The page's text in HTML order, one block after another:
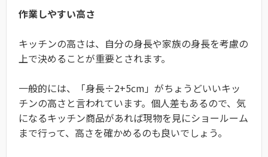
作業しやすい高さ
キッチンの高さは、自分の身長や家族の身長を考慮の
上で決めることが重要とされます。
一般的には、「身長÷2+5cm」がちょうどいいキッ
チンの高さと言われています。個人差もあるので、気
になるキッチン商品があれば現物を見にショールーム
まで行って、高さを確かめるのも良いでしょう。